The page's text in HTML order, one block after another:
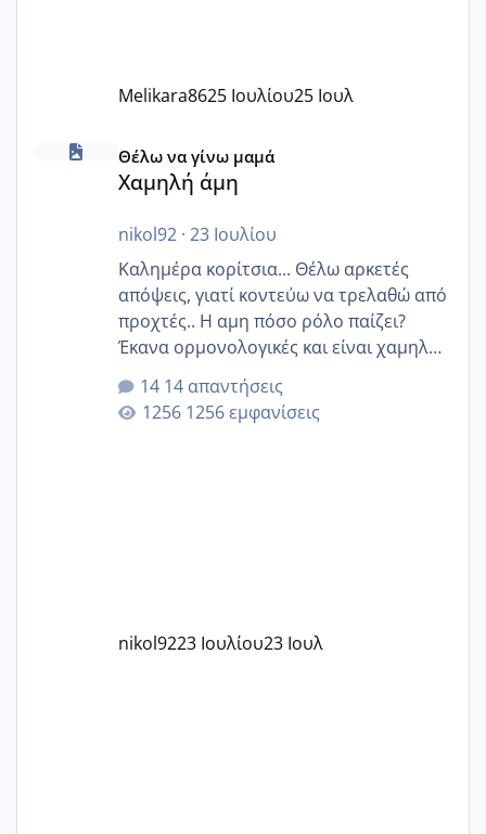
Melikara8625 Ιουλίου25 Ιουλ
Χαμηλή άμη
Θέλω να γίνω μαμά
Χαμηλή άμη
nikol92· 23 Ιουλίου
Καλημέρα κορίτσια... Θέλω αρκετές
απόψεις, γιατί κοντεύω να τρελαθώ από
προχτές.. Η αμη πόσο ρόλο παίζει?
Έκανα ορμονολογικές και είναι χαμηλή
για την ηλικία μου.. Είχα ήδη μια
εγκυμοσύνη, που έπρεπε να τερματιστεί
στην 27η εβδομάδα και προσπαθώ 7
14 απαντήσεις
1256 εμφανίσεις
nikol9223 Ιουλίου23 Ιουλ